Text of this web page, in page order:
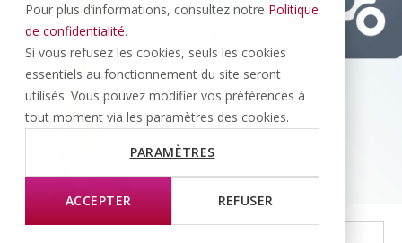
Pour plus d’informations, consultez notre Politique
de confidentialité.
Si vous refusez les cookies, seuls les cookies
essentiels au fonctionnement du site seront
utilisés. Vous pouvez modifier vos préférences à
tout moment via les paramètres des cookies.
PARAMÈTRES
ACCEPTER REFUSER
Places de parc motos dans un
parking intérieur